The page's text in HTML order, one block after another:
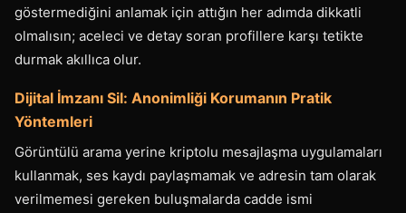
göstermediğini anlamak için attığın her adımda dikkatli
olmalısın; aceleci ve detay soran profillere karşı tetikte
durmak akıllıca olur.
Dijital İmzanı Sil: Anonimliği Korumanın Pratik
Yöntemleri
Görüntülü arama yerine kriptolu mesajlaşma uygulamaları
kullanmak, ses kaydı paylaşmamak ve adresin tam olarak
verilmemesi gereken buluşmalarda cadde ismi